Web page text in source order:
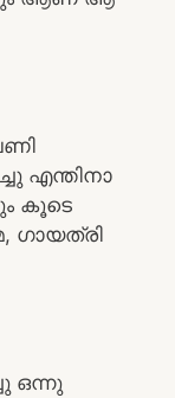
എന്തിനാ
കൂടെ
ഒന്നു